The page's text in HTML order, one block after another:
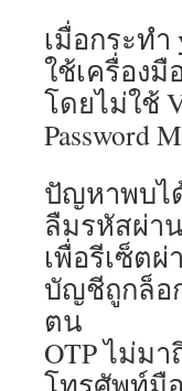
เมื่อกระท
ใช้เครื่อง
โดยไม่ใช้
Password
ปัญหาพบไ
ลืมรหัสผ่า
เพื่อรีเซ็ตผ่
บัญชีถูกล็อ
ตน
OTP ไม่ม